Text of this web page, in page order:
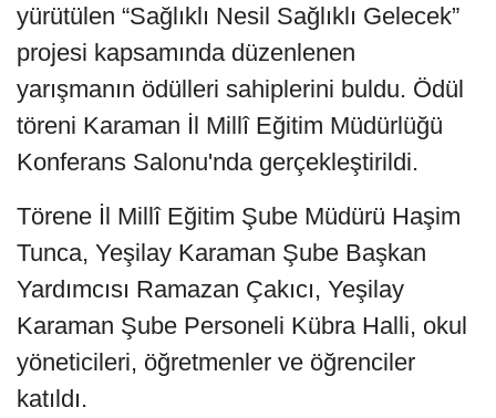
yürütülen “Sağlıklı Nesil Sağlıklı Gelecek”
projesi kapsamında düzenlenen
yarışmanın ödülleri sahiplerini buldu. Ödül
töreni Karaman İl Millî Eğitim Müdürlüğü
Konferans Salonu'nda gerçekleştirildi.
Törene İl Millî Eğitim Şube Müdürü Haşim
Tunca, Yeşilay Karaman Şube Başkan
Yardımcısı Ramazan Çakıcı, Yeşilay
Karaman Şube Personeli Kübra Halli, okul
yöneticileri, öğretmenler ve öğrenciler
katıldı.